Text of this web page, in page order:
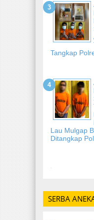
Tangkap
Lau Mulgap
Ditangkap
-
SERBA